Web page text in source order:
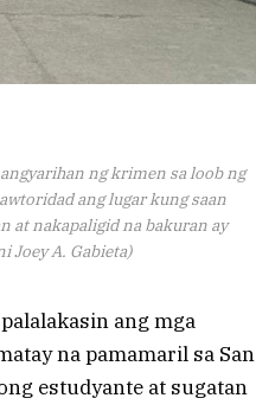
ng krimen sa loob ng
ang lugar kung saan
at nakapaligid na bakuran ay
Joey A. Gabieta)
ang mga
na pamamaril sa San
estudyante at sugatan